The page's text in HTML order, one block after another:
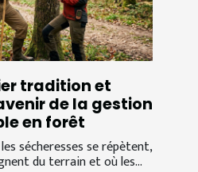
tradition et
de la gestion
en forêt
sécheresses se répètent,
du terrain et où les...